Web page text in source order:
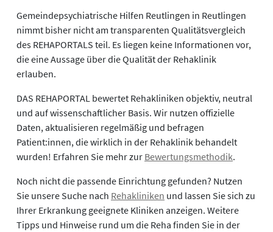
Gemeindepsychiatrische Hilfen Reutlingen in Reutlingen
nimmt bisher nicht am transparenten Qualitätsvergleich
des REHAPORTALS teil. Es liegen keine Informationen vor,
die eine Aussage über die Qualität der Rehaklinik
erlauben.
DAS REHAPORTAL bewertet Rehakliniken objektiv, neutral
und auf wissenschaftlicher Basis. Wir nutzen offizielle
Daten, aktualisieren regelmäßig und befragen
Patient:innen, die wirklich in der Rehaklinik behandelt
wurden! Erfahren Sie mehr zur Bewertungsmethodik.
Noch nicht die passende Einrichtung gefunden? Nutzen
Sie unsere Suche nach Rehakliniken und lassen Sie sich zu
Ihrer Erkrankung geeignete Kliniken anzeigen. Weitere
Tipps und Hinweise rund um die Reha finden Sie in der